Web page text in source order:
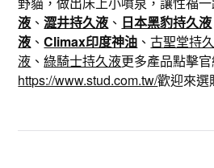
液 、澀井持久液 、 日本黑豹持久液
液 、Climax印度神油 、古聖堂持
液 、綠騎士持久液更多產品點擊
https://www.stud.com.tw/歡迎來選